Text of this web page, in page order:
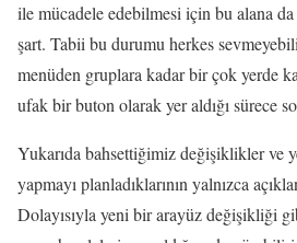
ile mücadele edebilmesi için bu alana da
şart. Tabii bu durumu herkes
menüden gruplara kadar bir çok yerde
ufak bir buton olarak yer aldığı sürece
Yukarıda bahsettiğimiz değişiklikler ve
yapmayı planladıklarının yalnızca
Dolayısıyla yeni bir arayüz değişikliği